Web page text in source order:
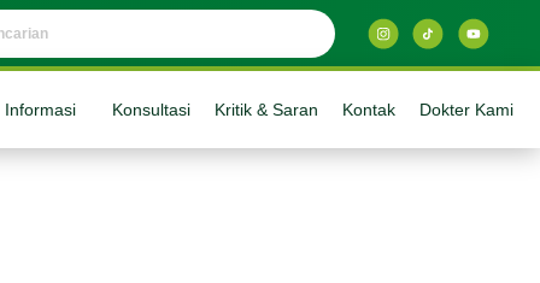
Informasi Konsultasi Kritik & Saran Kontak Dokter Kami